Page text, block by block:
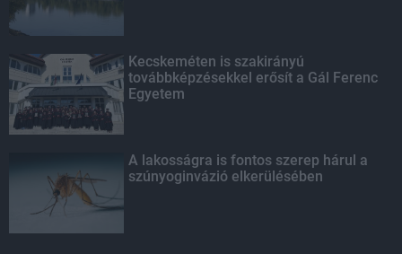
Kecskeméten is szakirányú
továbbképzésekkel erősít a Gál Ferenc
Egyetem
A lakosságra is fontos szerep hárul a
szúnyoginvázió elkerülésében